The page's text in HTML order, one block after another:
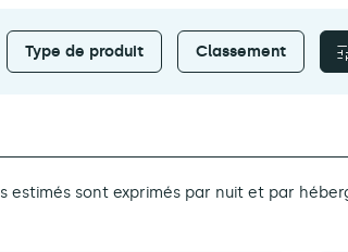
Type de produit Classement
estimés sont exprimés par nuit et par